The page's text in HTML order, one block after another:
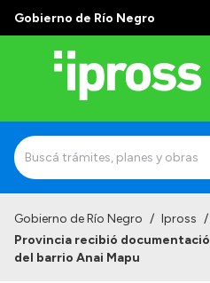
Gobierno de Río Negro
Institucional
Gobierno de Río Negro / Ipross /
Provincia recibió
del barrio Anai Mapu